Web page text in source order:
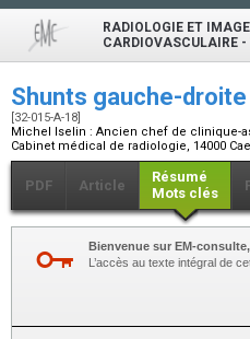
RADIOLOGIE ET
CARDIOVASCULAIRE
Shunts gauche-droite
[32-015-A-18]
Michel Iselin : Ancien chef de clinique-
Cabinet médical de radiologie, 14000
PDF Article
Résumé
Mots clés
Bienvenue sur EM-
L’accès au texte intégral de